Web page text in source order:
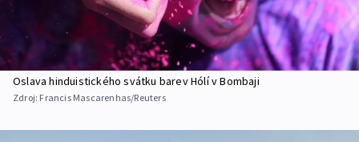
Oslava hinduistického svátku barev Hólí v Bombaji
Zdroj: Francis Mascarenhas/Reuters